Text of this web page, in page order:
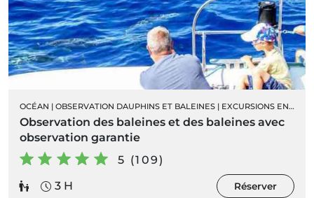
OCÉAN | OBSERVATION DAUPHINS ET BALEINES | EXCURSIONS EN BATEAU
Observation des baleines et des baleines avec
observation garantie
5 (109)
3 H
Réserver